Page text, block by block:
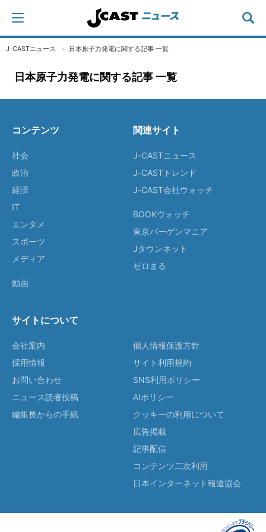
J-CASTニュース 日本原子力発電に関する記事 一覧
日本原子力発電に関する記事 一覧
コンテンツ
社会
政治
経済
IT
エンタメ
スポーツ
メディア
動画
関連サイト
J-CASTニュース
J-CASTトレンド
J-CAST会社ウォッチ
BOOKウォッチ
東京バーゲンマニア
Jタウンネット
ゼロまる
サイトについて
会社案内
採用情報
お問い合わせ
ニュース読者投稿
編集長からの手紙
個人情報保護方針
サイト利用規約
SNS利用ポリシー
AIポリシー
クッキーの利用について
広告掲載
記事配信
コンテンツ二次利用
日本インターネット報道協会